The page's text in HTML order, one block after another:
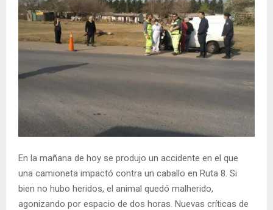
En la mañana de hoy se produjo un accidente en el que
una camioneta impactó contra un caballo en Ruta 8. Si
bien no hubo heridos, el animal quedó malherido,
agonizando por espacio de dos horas. Nuevas críticas de